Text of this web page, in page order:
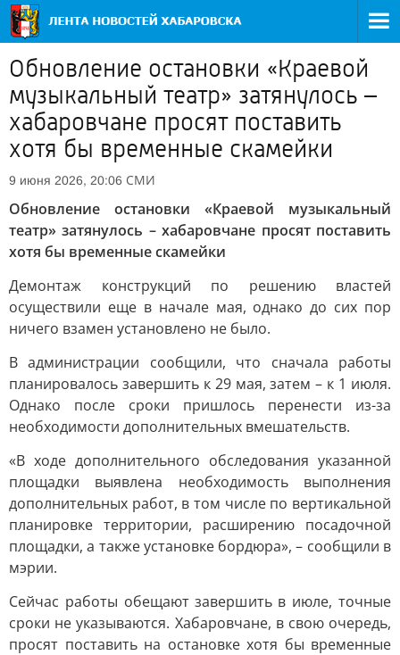
Обновление остановки «Краевой
музыкальный театр» затянулось –
хабаровчане просят поставить
хотя бы временные скамейки
9 июня 2026, 20:06 СМИ
Обновление остановки «Краевой музыкальный
театр» затянулось – хабаровчане просят поставить
хотя бы временные скамейки
Демонтаж конструкций по решению властей
осуществили еще в начале мая, однако до сих пор
ничего взамен установлено не было.
В администрации сообщили, что сначала работы
планировалось завершить к 29 мая, затем – к 1 июля.
Однако после сроки пришлось перенести из-за
необходимости дополнительных вмешательств.
«В ходе дополнительного обследования указанной
площадки выявлена необходимость выполнения
дополнительных работ, в том числе по вертикальной
планировке территории, расширению посадочной
площадки, а также установке бордюра», – сообщили в
мэрии.
Сейчас работы обещают завершить в июле, точные
сроки не указываются. Хабаровчане, в свою очередь,
просят поставить на остановке хотя бы временные